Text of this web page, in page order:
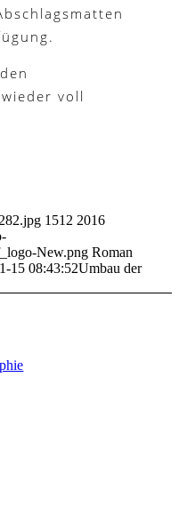
voll
1512 2016
New.png Roman
15 08:43:52Umbau der